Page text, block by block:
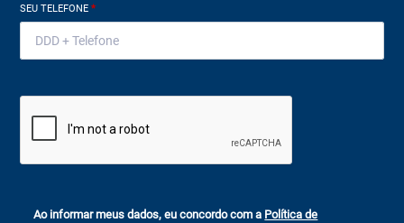
SEU TELEFONE*
Ao informar meus dados, eu concordo com a Política de